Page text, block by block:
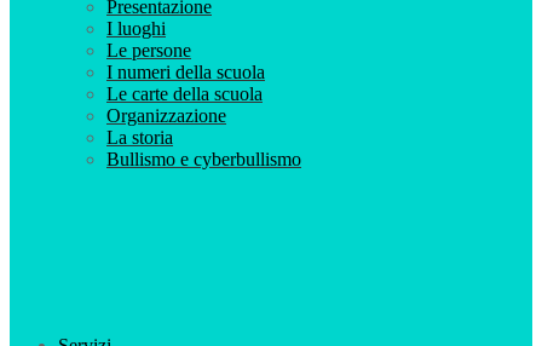
Presentazione
I luoghi
Le persone
I numeri della scuola
Le carte della scuola
Organizzazione
La storia
Bullismo e cyberbullismo